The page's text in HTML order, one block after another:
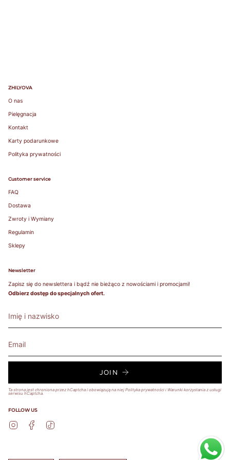
ZHILYOVA
O nas
Pielęgnacja
Kontakt
Karty podarunkowe
Polityka prywatności
Customer service
FAQ
Dostawa
Zwroty i Wymiany
Regulamin
Sklepy
Newsletter
Zapisz się do newslettera i bądź nie bieżąco z nowościami i promocjami!
Odbierz dostęp do specjalnych ofert.
JOIN
Ta strona jest chroniona przez hCaptcha i obowiązują na niej Polityka prywatności i Warunki korzystania z usługi
serwisu hCaptcha.
FOLLOW US
InstagramFacebook